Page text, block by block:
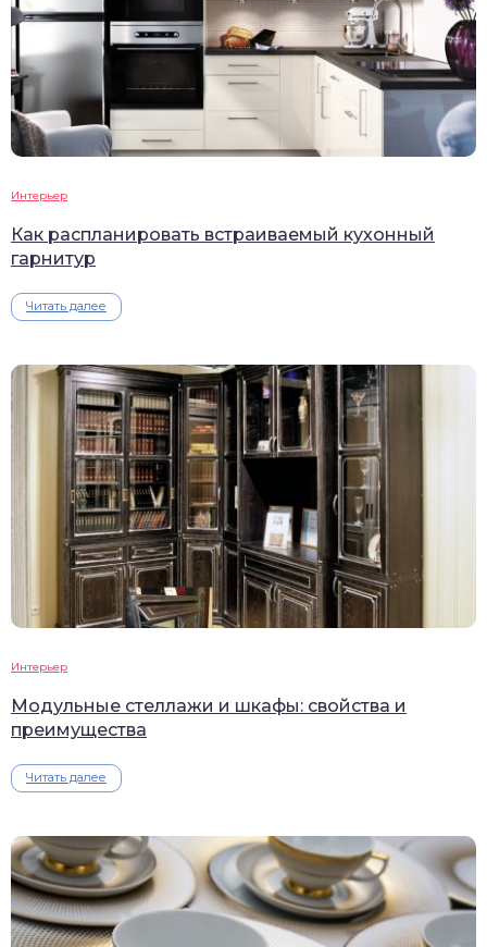
Интерьер
Как распланировать встраиваемый кухонный
гарнитур
Читать далее
Интерьер
Модульные стеллажи и шкафы: свойства и
преимущества
Читать далее